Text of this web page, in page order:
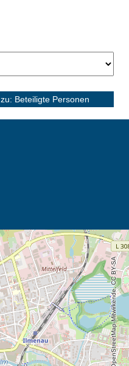
Beteiligte Personen
Tab (Karte)
© OpenStreetMap-Mitwirkende, CC BY-SA